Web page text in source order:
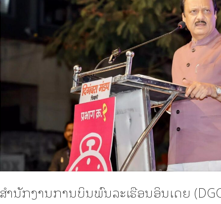
ສຳນັກງານການບິນພົນລະເຮືອນອິນເດຍ